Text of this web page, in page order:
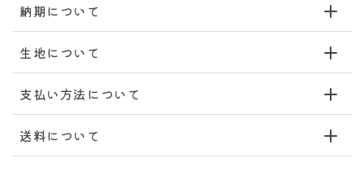
納期について
生地について
支払い方法について
送料について